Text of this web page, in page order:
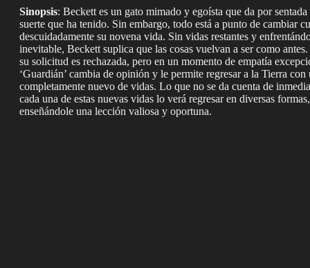
Sinopsis: Beckett es un gato mimado y egoísta que da por sentada
suerte que ha tenido. Sin embargo, todo está a punto de cambiar
descuidadamente su novena vida. Sin vidas restantes y
inevitable, Beckett suplica que las cosas vuelvan a ser como
su solicitud es rechazada, pero en un momento de empatía
‘Guardián’ cambia de opinión y le permite regresar a la Tierra
completamente nuevo de vidas. Lo que no se da cuenta de
cada una de estas nuevas vidas lo verá regresar en diversas
enseñándole una lección valiosa y oportuna.